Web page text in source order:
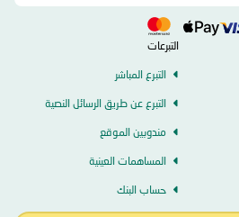
التبرعات
التبرع المباشر
التبرع عن طريق الرسائل النصية
مندوبين الموقع
المساهمات العينية
حساب البنك